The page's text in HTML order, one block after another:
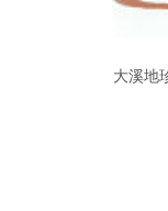
大溪地